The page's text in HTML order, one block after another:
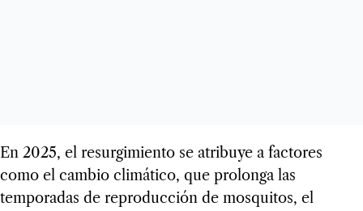
En 2025, el resurgimiento se atribuye a factores
como el cambio climático, que prolonga las
temporadas de reproducción de mosquitos, el